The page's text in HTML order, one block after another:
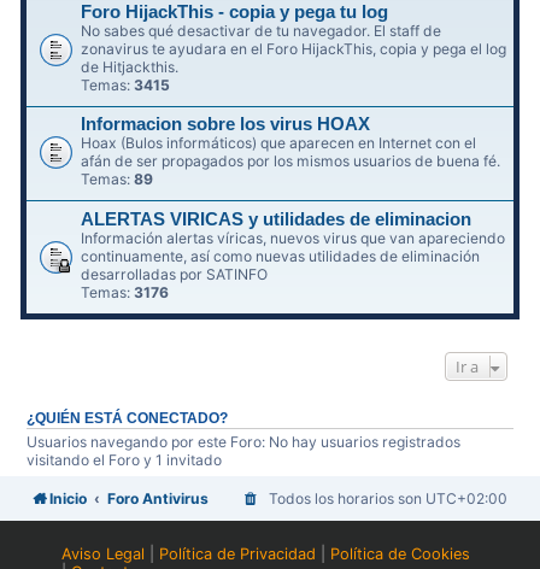
Foro HijackThis - copia y pega tu log
No sabes qué desactivar de tu navegador. El staff de
zonavirus te ayudara en el Foro HijackThis, copia y pega el log
de Hitjackthis.
Temas: 3415
Informacion sobre los virus HOAX
Hoax (Bulos informáticos) que aparecen en Internet con el
afán de ser propagados por los mismos usuarios de buena fé.
Temas:89
ALERTAS VIRICAS y utilidades de eliminacion
Información alertas víricas, nuevos virus que van apareciendo
continuamente, así como nuevas utilidades de eliminación
desarrolladas por SATINFO
Temas:3176
Ir a
¿QUIÉN ESTÁ CONECTADO?
Usuarios navegando por este Foro: No hay usuarios registrados
visitando el Foro y 1 invitado
Inicio Foro Antivirus Todos los horarios son UTC+02:00
Aviso Legal Política de Privacidad
Política de Cookies